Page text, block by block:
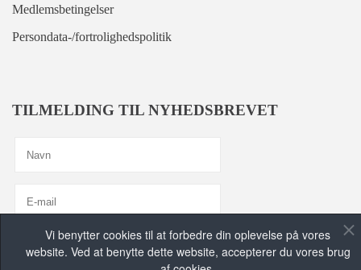
Vi benytter cookies til at forbedre din oplevelse på vores
website. Ved at benytte dette website, accepterer du vores brug
Medlemsbetingelser
Persondata-/fortrolighedspolitik
TILMELDING TIL NYHEDSBREVET
Jeg er enig medPrivatlivspolitik